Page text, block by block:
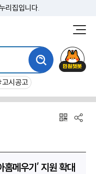
리집입니다.
시공고
원
홈메우기’ 지원 확대